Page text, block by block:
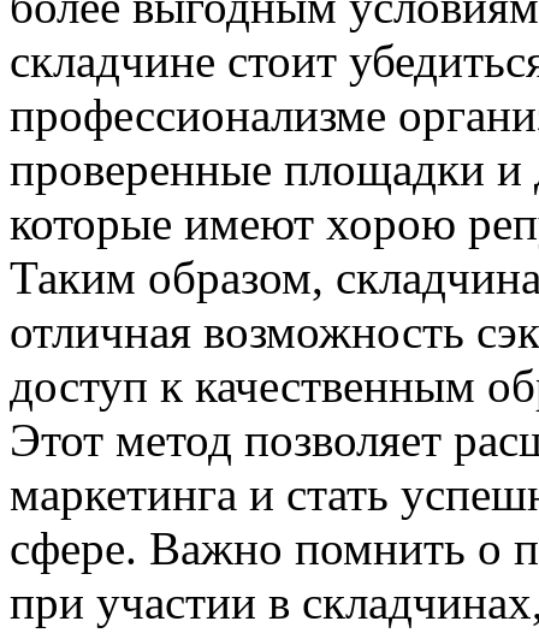
складчине стоит
профессионализме
проверенные площадки и
которые имеют хорою
Таким образом,
отличная возможность
доступ к качественным
Этот метод позволяет
маркетинга и стать
сфере. Важно помнить о
при участии в